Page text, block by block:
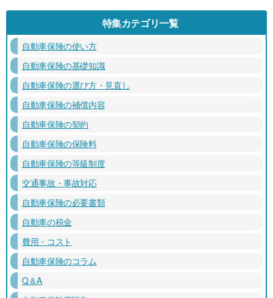
特集カテゴリ一覧
自動車保険の使い方
自動車保険の基礎知識
自動車保険の選び方・見直し
自動車保険の補償内容
自動車保険の契約
自動車保険の保険料
自動車保険の等級制度
交通事故・事故対応
自動車保険の必要書類
自動車の税金
費用・コスト
自動車保険のコラム
Q＆A